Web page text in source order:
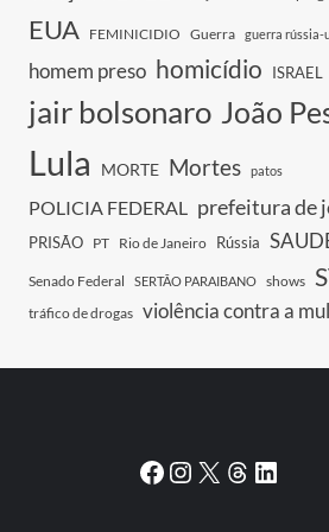
EUA FEMINICIDIO Guerra guerra rússia-
homem preso homicídio ISRAEL
jair bolsonaro João
Lula MORTE Mortes patos
POLICIA FEDERAL prefeitura de
PRISÃO PT Rio de Janeiro Rússia
Senado Federal SERTÃO PARAIBANO shows
tráfico de drogas violência contra a
Facebook
Instagram
X Threads